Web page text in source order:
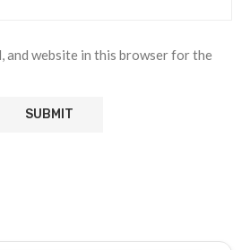
and website in this browser for the